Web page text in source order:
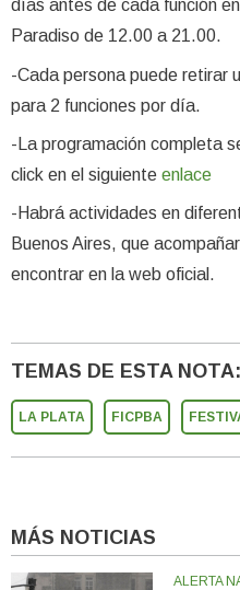
días antes de cada función
Paradiso de 12.00 a 21.00.
-Cada persona puede retirar
para 2 funciones por día.
-La programación completa
click en el siguiente enlace
-Habrá actividades en
Buenos Aires, que
encontrar en la web oficial.
TEMAS DE ESTA NOTA:
LA PLATA FICPBA
MÁS NOTICIAS
ALERTA